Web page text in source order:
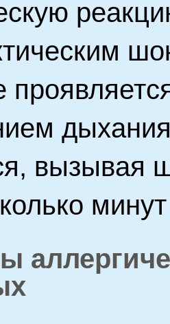
вызывая